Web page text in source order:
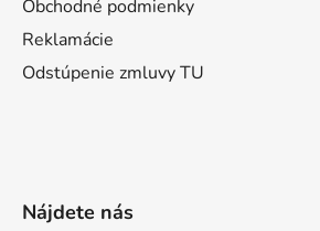
Obchodné podmienky
Reklamácie
Odstúpenie zmluvy TU
Nájdete nás